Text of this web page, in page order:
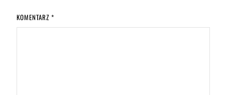
KOMENTARZ *